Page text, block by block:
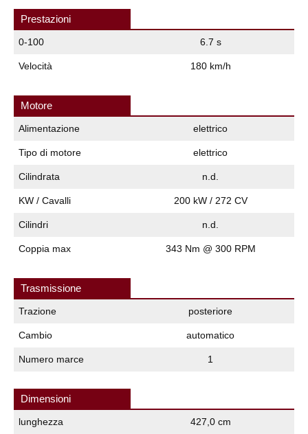
Prestazioni
0-100 6.7 s
Velocità 180 km/h
Motore
Alimentazione elettrico
Tipo di motore elettrico
Cilindrata n.d.
KW / Cavalli 200 kW / 272 CV
Cilindri n.d.
Coppia max 343 Nm @ 300 RPM
Trasmissione
Trazione posteriore
Cambio automatico
Numero marce 1
Dimensioni
lunghezza 427,0 cm